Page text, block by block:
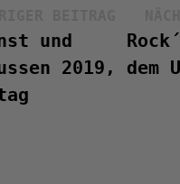
und
2019,
dem